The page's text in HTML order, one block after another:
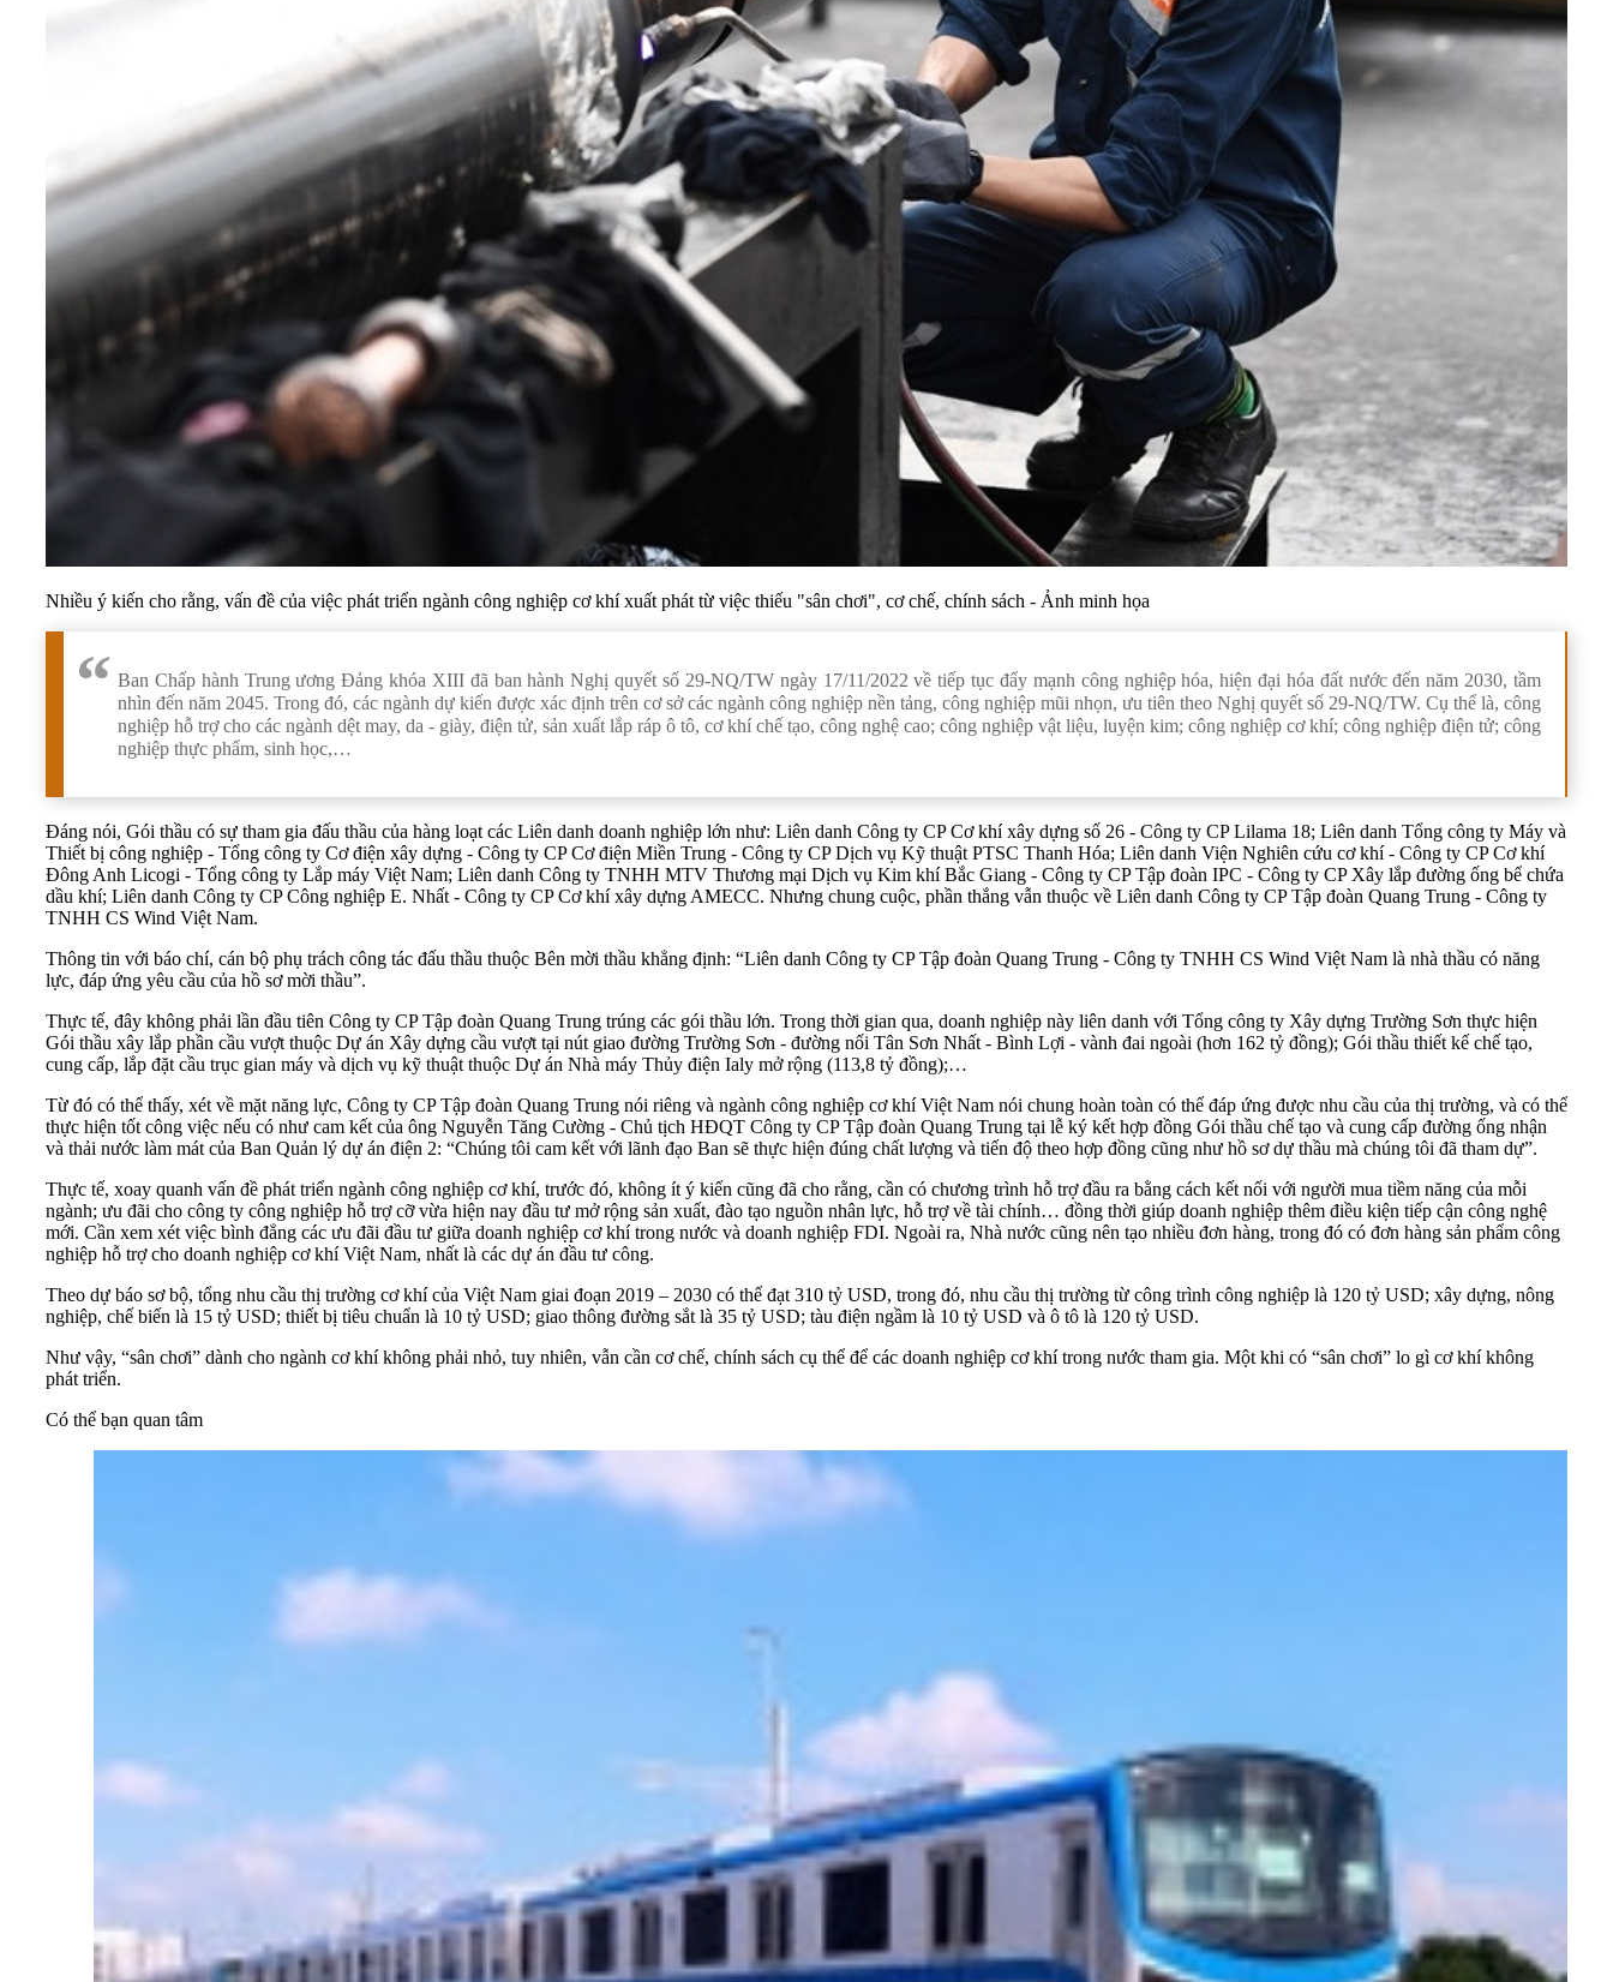
Nhiều ý kiến cho rằng, vấn đề của việc phát triển ngành công nghiệp cơ khí xuất phát từ việc thiếu "sân chơi", cơ chế, chính sách - Ảnh minh họa
Ban Chấp hành Trung ương Đảng khóa XIII đã ban hành Nghị quyết số 29-NQ/TW ngày 17/11/2022 về tiếp tục đẩy mạnh công nghiệp hóa, hiện đại hóa đất nước đến năm 2030, tầm
nhìn đến năm 2045. Trong đó, các ngành dự kiến được xác định trên cơ sở các ngành công nghiệp nền tảng, công nghiệp mũi nhọn, ưu tiên theo Nghị quyết số 29-NQ/TW. Cụ thể là, công
nghiệp hỗ trợ cho các ngành dệt may, da - giày, điện tử, sản xuất lắp ráp ô tô, cơ khí chế tạo, công nghệ cao; công nghiệp vật liệu, luyện kim; công nghiệp cơ khí; công nghiệp điện tử; công
nghiệp thực phẩm, sinh học,…
Đáng nói, Gói thầu có sự tham gia đấu thầu của hàng loạt các Liên danh doanh nghiệp lớn như: Liên danh Công ty CP Cơ khí xây dựng số 26 - Công ty CP Lilama 18; Liên danh Tổng công ty Máy và
Thiết bị công nghiệp - Tổng công ty Cơ điện xây dựng - Công ty CP Cơ điện Miền Trung - Công ty CP Dịch vụ Kỹ thuật PTSC Thanh Hóa; Liên danh Viện Nghiên cứu cơ khí - Công ty CP Cơ khí
Đông Anh Licogi - Tổng công ty Lắp máy Việt Nam; Liên danh Công ty TNHH MTV Thương mại Dịch vụ Kim khí Bắc Giang - Công ty CP Tập đoàn IPC - Công ty CP Xây lắp đường ống bể chứa
dầu khí; Liên danh Công ty CP Công nghiệp E. Nhất - Công ty CP Cơ khí xây dựng AMECC. Nhưng chung cuộc, phần thắng vẫn thuộc về Liên danh Công ty CP Tập đoàn Quang Trung - Công ty
TNHH CS Wind Việt Nam.
Thông tin với báo chí, cán bộ phụ trách công tác đấu thầu thuộc Bên mời thầu khẳng định: “Liên danh Công ty CP Tập đoàn Quang Trung - Công ty TNHH CS Wind Việt Nam là nhà thầu có năng
lực, đáp ứng yêu cầu của hồ sơ mời thầu”.
Thực tế, đây không phải lần đầu tiên Công ty CP Tập đoàn Quang Trung trúng các gói thầu lớn. Trong thời gian qua, doanh nghiệp này liên danh với Tổng công ty Xây dựng Trường Sơn thực hiện
Gói thầu xây lắp phần cầu vượt thuộc Dự án Xây dựng cầu vượt tại nút giao đường Trường Sơn - đường nối Tân Sơn Nhất - Bình Lợi - vành đai ngoài (hơn 162 tỷ đồng); Gói thầu thiết kế chế tạo,
cung cấp, lắp đặt cầu trục gian máy và dịch vụ kỹ thuật thuộc Dự án Nhà máy Thủy điện Ialy mở rộng (113,8 tỷ đồng);…
Từ đó có thể thấy, xét về mặt năng lực, Công ty CP Tập đoàn Quang Trung nói riêng và ngành công nghiệp cơ khí Việt Nam nói chung hoàn toàn có thể đáp ứng được nhu cầu của thị trường, và có thể
thực hiện tốt công việc nếu có như cam kết của ông Nguyễn Tăng Cường - Chủ tịch HĐQT Công ty CP Tập đoàn Quang Trung tại lễ ký kết hợp đồng Gói thầu chế tạo và cung cấp đường ống nhận
và thải nước làm mát của Ban Quản lý dự án điện 2: “Chúng tôi cam kết với lãnh đạo Ban sẽ thực hiện đúng chất lượng và tiến độ theo hợp đồng cũng như hồ sơ dự thầu mà chúng tôi đã tham dự”.
Thực tế, xoay quanh vấn đề phát triển ngành công nghiệp cơ khí, trước đó, không ít ý kiến cũng đã cho rằng, cần có chương trình hỗ trợ đầu ra bằng cách kết nối với người mua tiềm năng của mỗi
ngành; ưu đãi cho công ty công nghiệp hỗ trợ cỡ vừa hiện nay đầu tư mở rộng sản xuất, đào tạo nguồn nhân lực, hỗ trợ về tài chính… đồng thời giúp doanh nghiệp thêm điều kiện tiếp cận công nghệ
mới. Cần xem xét việc bình đẳng các ưu đãi đầu tư giữa doanh nghiệp cơ khí trong nước và doanh nghiệp FDI. Ngoài ra, Nhà nước cũng nên tạo nhiều đơn hàng, trong đó có đơn hàng sản phẩm công
nghiệp hỗ trợ cho doanh nghiệp cơ khí Việt Nam, nhất là các dự án đầu tư công.
Theo dự báo sơ bộ, tổng nhu cầu thị trường cơ khí của Việt Nam giai đoạn 2019 – 2030 có thể đạt 310 tỷ USD, trong đó, nhu cầu thị trường từ công trình công nghiệp là 120 tỷ USD; xây dựng, nông
nghiệp, chế biến là 15 tỷ USD; thiết bị tiêu chuẩn là 10 tỷ USD; giao thông đường sắt là 35 tỷ USD; tàu điện ngầm là 10 tỷ USD và ô tô là 120 tỷ USD.
Như vậy, “sân chơi” dành cho ngành cơ khí không phải nhỏ, tuy nhiên, vẫn cần cơ chế, chính sách cụ thể để các doanh nghiệp cơ khí trong nước tham gia. Một khi có “sân chơi” lo gì cơ khí không
phát triển.
Có thể bạn quan tâm